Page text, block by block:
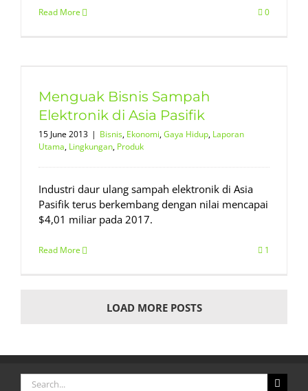
Read More 0
Menguak Bisnis Sampah
Elektronik di Asia Pasifik
15 June 2013 | Bisnis, Ekonomi,Gaya Hidup, Laporan
Utama, Lingkungan, Produk
Industri daur ulang sampah elektronik di Asia
Pasifik terus berkembang dengan nilai mencapai
$4,01 miliar pada 2017.
Read More 1
LOAD MORE POSTS
Search